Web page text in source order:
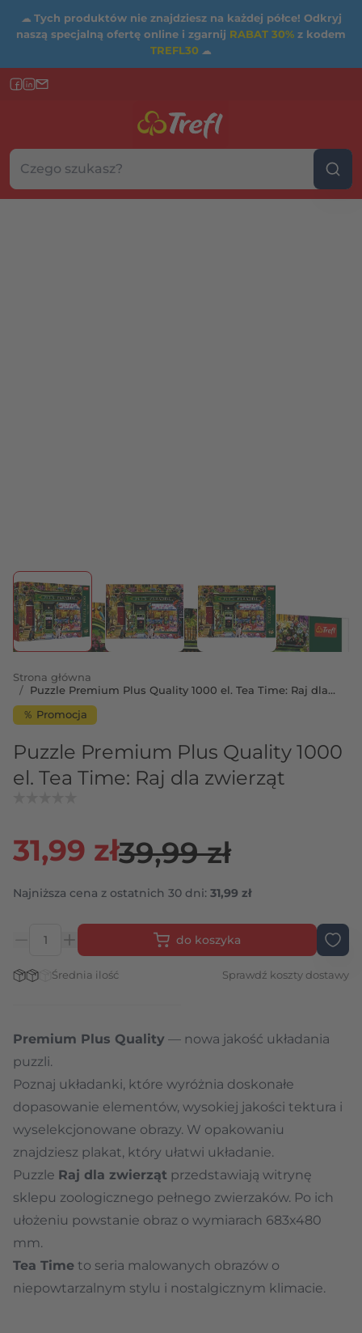
☁ Tych produktów nie znajdziesz na każdej półce! Odkryj
naszą specjalną ofertę online i zgarnij RABAT 30% z kodem
TREFL30 ☁
Szukaj w sklepie...
Wybierz kategorię
View larger imageView larger imageView larger image
Strona główna
/ Puzzle Premium Plus Quality 1000 el. Tea Time: Raj dla
zwierząt
％ Promocja
Puzzle Premium Plus Quality 1000
el. Tea Time: Raj dla zwierząt
39,99 zł
31,99 zł
Najniższa cena z ostatnich 30 dni: 31,99 zł
do koszyka
Stan magazynowy:
Średnia ilość Sprawdź koszty dostawy
Premium Plus Quality — nowa jakość układania
puzzli.
Poznaj układanki, które wyróżnia doskonałe
dopasowanie elementów, wysokiej jakości tektura i
wyselekcjonowane obrazy. W opakowaniu
znajdziesz plakat, który ułatwi układanie.
Puzzle Raj dla zwierząt przedstawiają witrynę
sklepu zoologicznego pełnego zwierzaków. Po ich
ułożeniu powstanie obraz o wymiarach 683x480
mm.
Tea Time to seria malowanych obrazów o
niepowtarzalnym stylu i nostalgicznym klimacie.